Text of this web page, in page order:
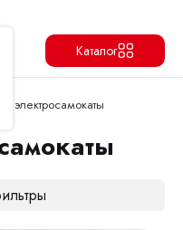
Каталог
электросамокаты
Перейти в корзину